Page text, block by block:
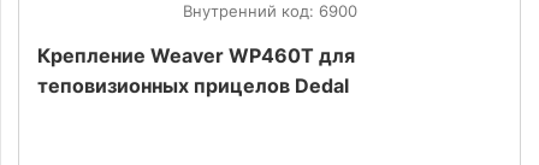
Внутренний код: 6900
Крепление Weaver WP460T для
теповизионных прицелов Dedal